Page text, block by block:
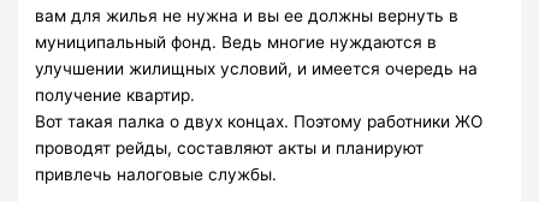
вам для жилья не нужна и вы ее должны вернуть в
муниципальный фонд. Ведь многие нуждаются в
улучшении жилищных условий, и имеется очередь на
получение квартир.
Вот такая палка о двух концах. Поэтому работники ЖО
проводят рейды, составляют акты и планируют
привлечь налоговые службы.